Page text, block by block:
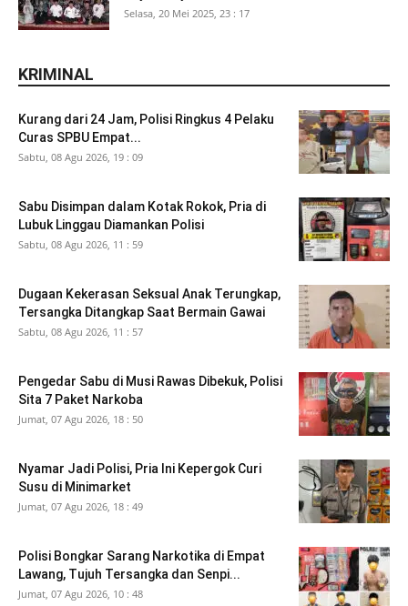
Selasa, 20 Mei 2025, 23 : 17
KRIMINAL
Kurang dari 24 Jam, Polisi Ringkus 4 Pelaku
Curas SPBU Empat...
Sabtu, 08 Agu 2026, 19 : 09
Sabu Disimpan dalam Kotak Rokok, Pria di
Lubuk Linggau Diamankan Polisi
Sabtu, 08 Agu 2026, 11 : 59
Dugaan Kekerasan Seksual Anak Terungkap,
Tersangka Ditangkap Saat Bermain Gawai
Sabtu, 08 Agu 2026, 11 : 57
Pengedar Sabu di Musi Rawas Dibekuk, Polisi
Sita 7 Paket Narkoba
Jumat, 07 Agu 2026, 18 : 50
Nyamar Jadi Polisi, Pria Ini Kepergok Curi
Susu di Minimarket
Jumat, 07 Agu 2026, 18 : 49
Polisi Bongkar Sarang Narkotika di Empat
Lawang, Tujuh Tersangka dan Senpi...
Jumat, 07 Agu 2026, 10 : 48